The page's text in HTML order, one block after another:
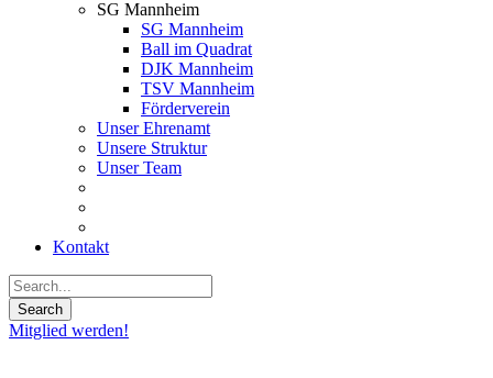
SG Mannheim
SG Mannheim
Ball im Quadrat
DJK Mannheim
TSV Mannheim
Förderverein
Unser Ehrenamt
Unsere Struktur
Unser Team
Kontakt
Mitglied werden!